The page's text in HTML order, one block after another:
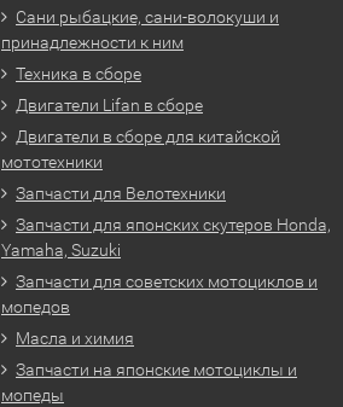
Сани рыбацкие, сани-волокуши и
принадлежности к ним
Техника в сборе
Двигатели Lifan в сборе
Двигатели в сборе для китайской
мототехники
Запчасти для Велотехники
Запчасти для японских скутеров Honda,
Yamaha, Suzuki
Запчасти для советских мотоциклов и
мопедов
Масла и химия
Запчасти на японские мотоциклы и
мопеды